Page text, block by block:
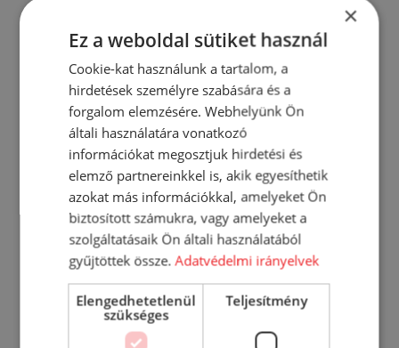
RÉSZLETEK
×
Ez a weboldal sütiket használ
Cookie-kat használunk a tartalom, a
hirdetések személyre szabására és a
forgalom elemzésére. Webhelyünk Ön
általi használatára vonatkozó
információkat megosztjuk hirdetési és
elemző partnereinkkel is, akik egyesíthetik
azokat más információkkal, amelyeket Ön
biztosított számukra, vagy amelyeket a
szolgáltatásaik Ön általi használatából
gyűjtöttek össze.Adatvédelmi irányelvek
Elengedhetetlenül
szükséges
Teljesítmény